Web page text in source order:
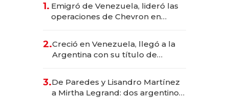
1. Emigró de Venezuela, lideró las
operaciones de Chevron en
2.Creció en Venezuela, llegó a la
Argentina con su título de
las marcas "fast premium"
3.De Paredes y Lisandro Martínez
a Mirtha Legrand: dos argentinos